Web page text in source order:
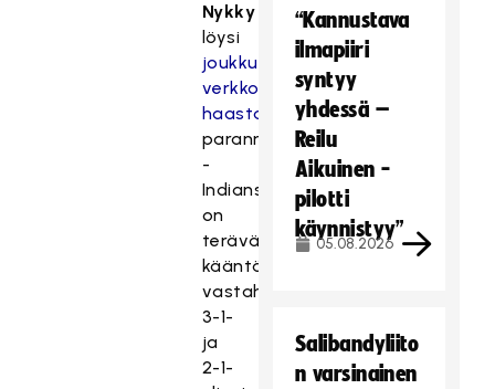
Nykky
löysi
joukkueensa
verkkosivujen
haastattelussa
parannettavaa.
-
Indians
on
terävä
kääntämään
vastahyökkäyksiä.
3-1-
ja
2-1-
“Kannustava
ilmapiiri
syntyy
yhdessä –
Reilu
Aikuinen -
pilotti
käynnistyy”
05.08.2026
Salibandyliito
n varsinainen